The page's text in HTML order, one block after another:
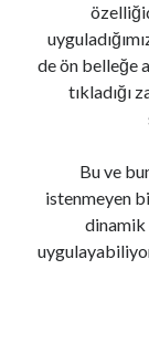
de ön belleğe
tıkladığı
Bu ve
istenmeyen
dinamik